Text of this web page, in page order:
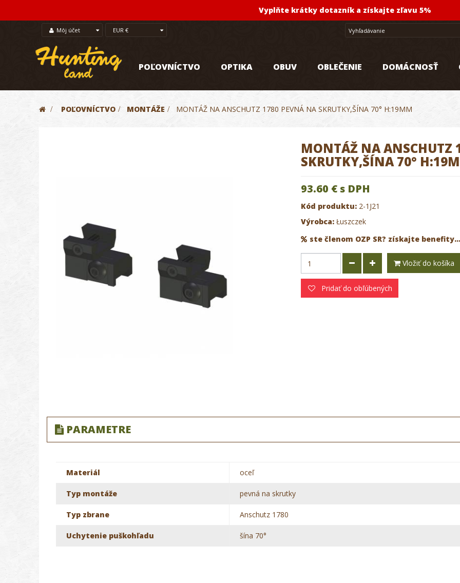
Vyplňte krátky dotazník a získajte zľavu 5%
Môj účet EUR €
POĽOVNÍCTVO OPTIKA OBUV OBLEČENIE DOMÁCNOSŤ
> POĽOVNÍCTVO > MONTÁŽE > MONTÁŽ NA ANSCHUTZ 1780 PEVNÁ NA SKRUTKY,ŠÍNA 70° H:19MM
MONTÁŽ NA ANSCHUTZ
SKRUTKY,ŠÍNA 70°
93.60 €s DPH
Kód produktu: 2-1J21
Výrobca: Łuszczek
ste členom OZP SR? získajte benefity...
Vložiť do košíka
Pridať do obľúbených
PARAMETRE
Materiál oceľ
Typ montáže pevná na skrutky
Typ zbrane Anschutz 1780
Uchytenie puškohľadu šína 70°